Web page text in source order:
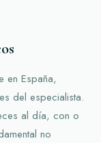
en España,
del especialista.
al día, con o
no